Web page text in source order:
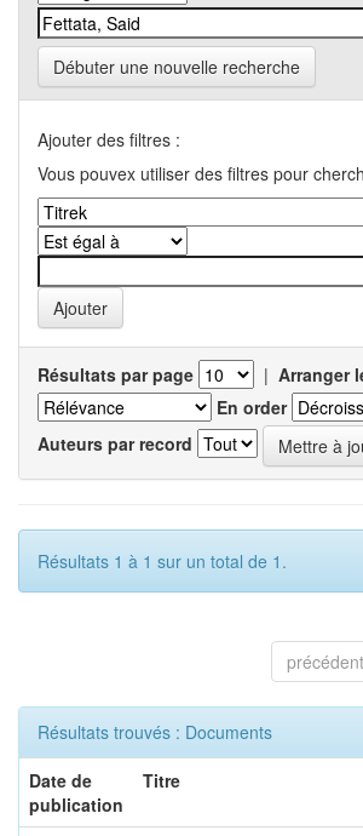
Débuter une nouvelle recherche
Ajouter des filtres :
Vous pouvex utiliser des filtres pour
Résultats par page | Arranger
En order
Auteurs par record
Résultats 1 à 1 sur un total de 1.
Résultats trouvés : Documents
Date de
publication
Titre